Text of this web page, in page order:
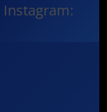
Instagram: